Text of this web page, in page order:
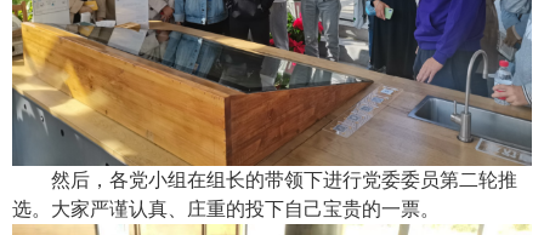
然后，各党小组在组长的带领下进行党委委员第二轮推
选。大家严谨认真、庄重的投下自己宝贵的一票。